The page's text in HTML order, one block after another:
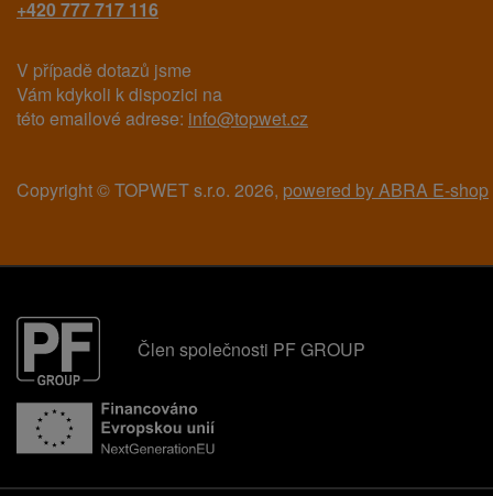
+420 777 717 116
V případě dotazů jsme
Vám kdykoli k dispozici na
této emailové adrese: info@topwet.cz
Copyright © TOPWET s.r.o. 2026, powered by ABRA E-shop
Člen společnosti PF GROUP